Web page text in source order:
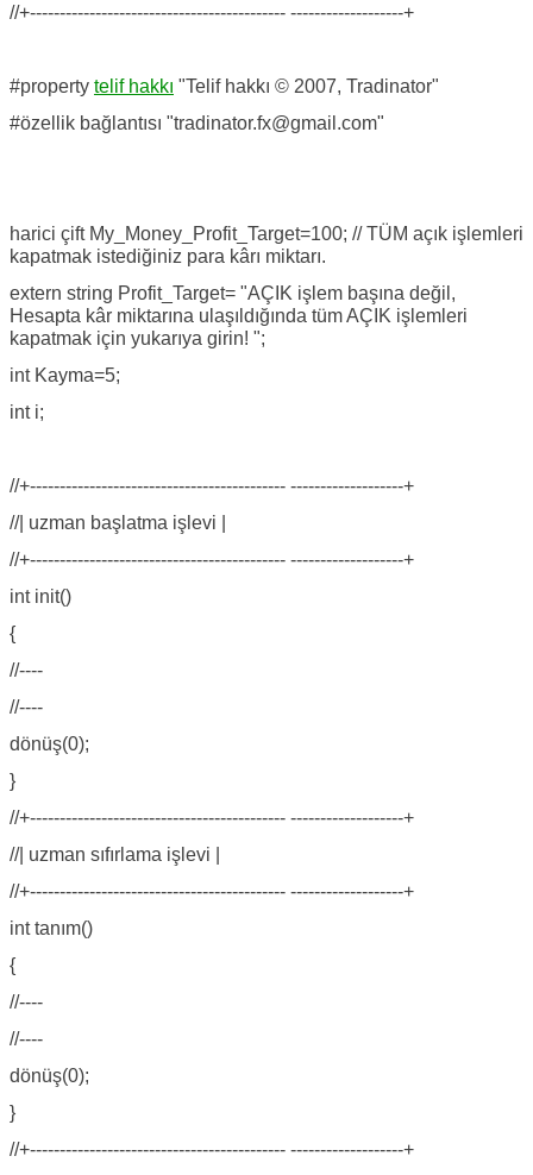
//+------------------------------------------- -------------------+
#property telif hakkı "Telif hakkı © 2007, Tradinator"
#özellik bağlantısı "tradinator.fx@gmail.com"
harici çift My_Money_Profit_Target=100; // TÜM açık işlemleri
kapatmak istediğiniz para kârı miktarı.
extern string Profit_Target= "AÇIK işlem başına değil,
Hesapta kâr miktarına ulaşıldığında tüm AÇIK işlemleri
kapatmak için yukarıya girin! ";
int Kayma=5;
int i;
//+------------------------------------------- -------------------+
//| uzman başlatma işlevi |
//+------------------------------------------- -------------------+
int init()
{
//----
//----
dönüş(0);
}
//+------------------------------------------- -------------------+
//| uzman sıfırlama işlevi |
//+------------------------------------------- -------------------+
int tanım()
{
//----
//----
dönüş(0);
}
//+------------------------------------------- -------------------+